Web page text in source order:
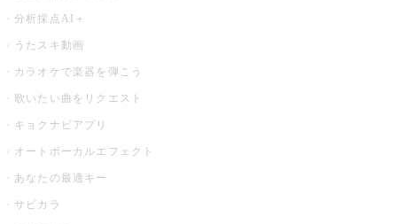
分析採点AI＋
うたスキ動画
カラオケで楽器を弾こう
歌いたい曲をリクエスト
キョクナビアプリ
オートボーカルエフェクト
あなたの最適キー
サビカラ